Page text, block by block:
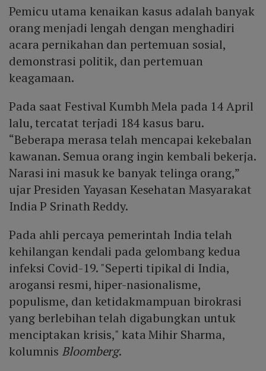
Pemicu utama kenaikan kasus adalah banyak
orang menjadi lengah dengan menghadiri
acara pernikahan dan pertemuan sosial,
demonstrasi politik, dan pertemuan
keagamaan.
Pada saat Festival Kumbh Mela pada 14 April
lalu, tercatat terjadi 184 kasus baru.
“Beberapa merasa telah mencapai kekebalan
kawanan. Semua orang ingin kembali bekerja.
Narasi ini masuk ke banyak telinga orang,”
ujar Presiden Yayasan Kesehatan Masyarakat
India P Srinath Reddy.
Pada ahli percaya pemerintah India telah
kehilangan kendali pada gelombang kedua
infeksi Covid-19. "Seperti tipikal di India,
arogansi resmi, hiper-nasionalisme,
populisme, dan ketidakmampuan birokrasi
yang berlebihan telah digabungkan untuk
menciptakan krisis," kata Mihir Sharma,
kolumnis Bloomberg.